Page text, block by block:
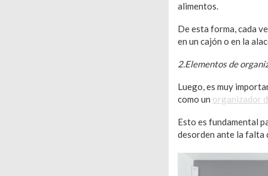
alimentos.
De esta forma, cada
en un cajón o en la
2.Elementos de
Luego, es muy
como un organizador
Esto es fundamental
desorden ante la falta